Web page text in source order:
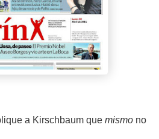
a Kirschbaum que mismo no